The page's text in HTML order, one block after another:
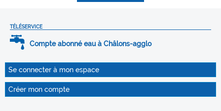
TÉLÉSERVICE
Compte abonné eau à Châlons-agglo
Se connecter à mon espace
Créer mon compte